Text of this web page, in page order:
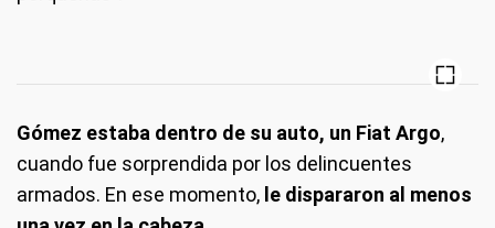
Gómez estaba dentro de su auto, un Fiat Argo,
cuando fue sorprendida por los delincuentes
armados. En ese momento, le dispararon al menos